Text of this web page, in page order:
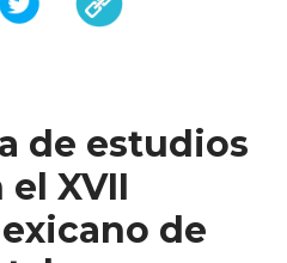
de estudios
XVII
de